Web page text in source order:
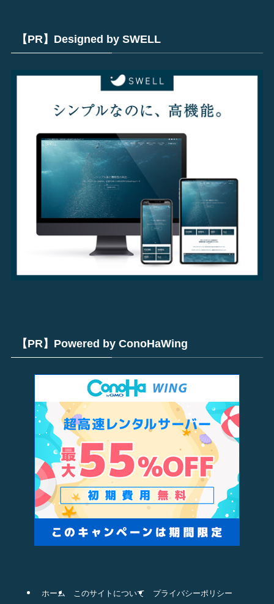
【PR】Designed by SWELL
【PR】Powered by ConoHaWing
ホーム このサイトについて プライバシーポリシー